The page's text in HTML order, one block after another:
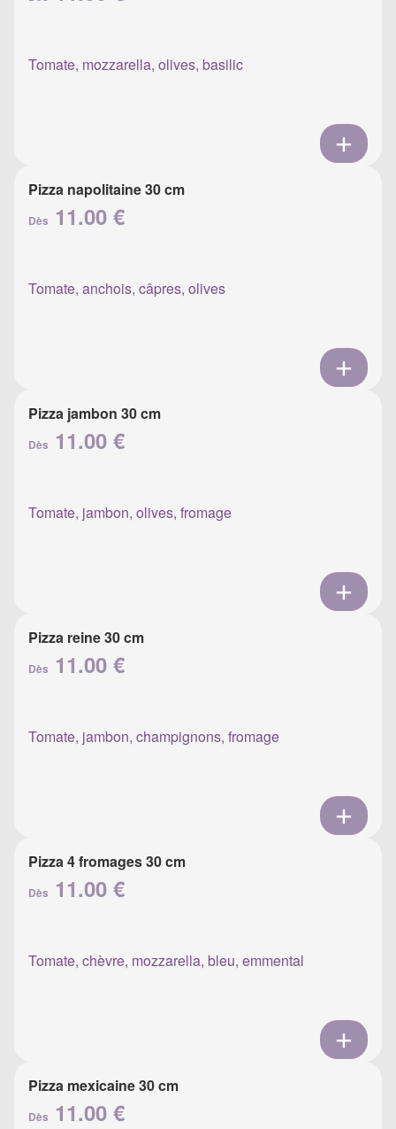
Tomate, mozzarella, olives, basilic
Pizza napolitaine 30 cm
Dès 11.00 €
Tomate, anchois, câpres, olives
Pizza jambon 30 cm
Dès 11.00 €
Tomate, jambon, olives, fromage
Pizza reine 30 cm
Dès 11.00 €
Tomate, jambon, champignons, fromage
Pizza 4 fromages 30 cm
Dès 11.00 €
Tomate, chèvre, mozzarella, bleu, emmental
Pizza mexicaine 30 cm
Dès 11.00 €